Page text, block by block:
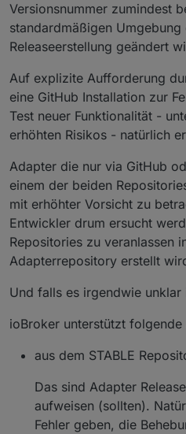
Versionsnummer zumindest
standardmäßigen
Releaseerstellung geändert
Auf explizite Aufforderung
eine GitHub Installation zur
Test neuer Funktionalität -
erhöhten Risikos - natürlich
Adapter die nur via GitHub
einem der beiden
mit erhöhter Vorsicht zu
Entwickler drum ersucht
Repositories zu veranlassen
Adapterrepository erstellt
Und falls es irgendwie unklar
ioBroker unterstützt
aus dem STABLE
Das sind Adapter
aufweisen (sollten).
Fehler geben, die